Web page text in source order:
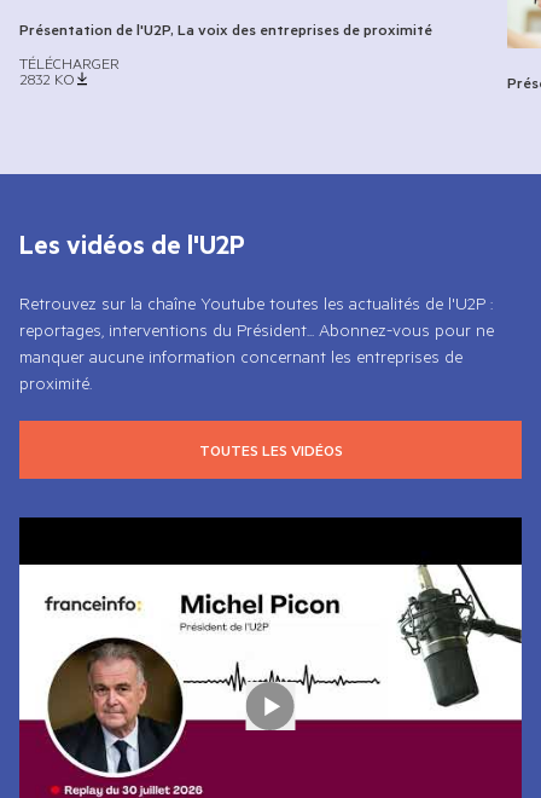
Présentation de l'U2P, La voix des entreprises de proximité
TÉLÉCHARGER
2832 KO
Les vidéos de l'U2P
Retrouvez sur la chaîne Youtube toutes les actualités de l'U2P :
reportages, interventions du Président... Abonnez-vous pour ne
manquer aucune information concernant les entreprises de
proximité.
TOUTES LES VIDÉOS